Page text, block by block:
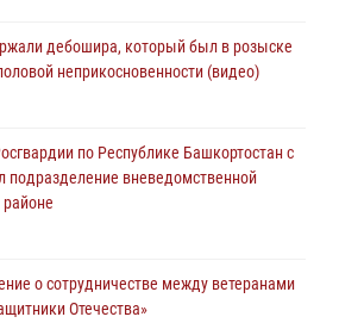
следам задержали
хищении из аптеки (видео)
и комплектования Росгвардии
вопросы граждан
неприкосновенности (видео)
дебошира, который был в розыске
неприкосновенности (видео)
по Республике Башкортостан с
подразделение вневедомственной
о сотрудничестве между ветеранами
Отечества»